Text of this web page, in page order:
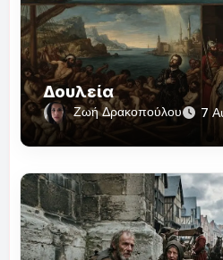
Δουλεία
Ζωή Δρακοπούλου 7